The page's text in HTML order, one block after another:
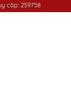
cập: 259758